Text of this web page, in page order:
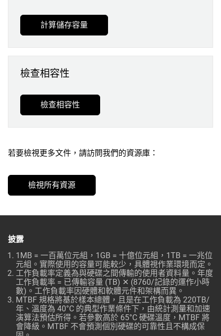
計算儲存容量
檢查相容性
檢查相容性
若要檢視更多文件，請訪問我們的資源庫：
檢視所有資源
披露
1MB = 一百萬位元組，1GB = 十億位元組，1TB = 一兆位
元組。實際使用的容量可能較少，具體視作業環境而定。
工作負載率定義為與硬碟之間傳輸的使用者資料量。年度
工作負載率 = 已傳輸容量 (TB) ✕ (8760/記錄的運作小時
數)。工作負載率因硬體和軟體元件和架構而異。
MTBF 規格將基於樣本總體，且是在工作負載為 220TB/
年、溫度為 40°C 的典型作業條件下，由統計測量和加速
演算法預估所得。若參數高於 65°C 硬碟溫度，MTBF 將
會降級。MTBF 不會預測個別硬碟的可靠性且不構成保